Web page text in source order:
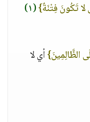
تَكُونَ فِتْنَةٌ}(١)
الظَّالِمِينَ}أي لا